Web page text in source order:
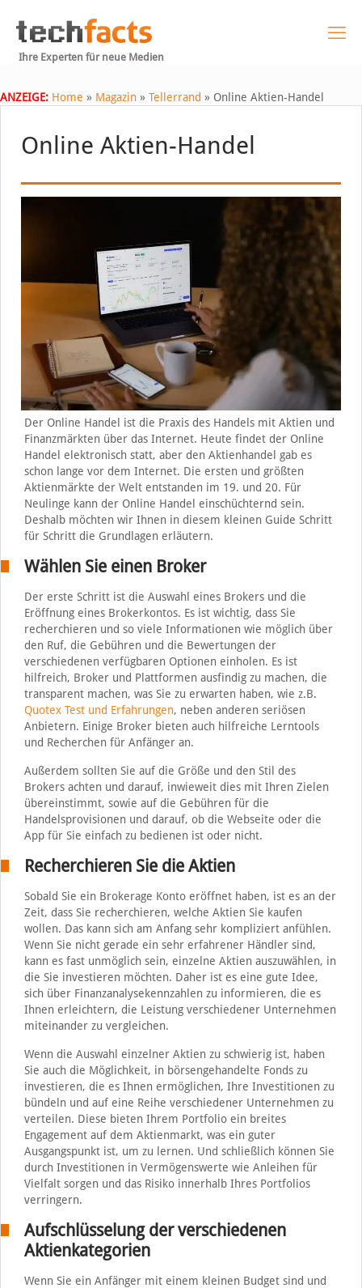
Ihre Experten für neue Medien
ANZEIGE: Home » Magazin » Tellerrand » Online Aktien-Handel
Online Aktien-Handel
Der Online Handel ist die Praxis des Handels mit Aktien und
Finanzmärkten über das Internet. Heute findet der Online
Handel elektronisch statt, aber den Aktienhandel gab es
schon lange vor dem Internet. Die ersten und größten
Aktienmärkte der Welt entstanden im 19. und 20. Für
Neulinge kann der Online Handel einschüchternd sein.
Deshalb möchten wir Ihnen in diesem kleinen Guide Schritt
für Schritt die Grundlagen erläutern.
Wählen Sie einen Broker
Der erste Schritt ist die Auswahl eines Brokers und die
Eröffnung eines Brokerkontos. Es ist wichtig, dass Sie
recherchieren und so viele Informationen wie möglich über
den Ruf, die Gebühren und die Bewertungen der
verschiedenen verfügbaren Optionen einholen. Es ist
hilfreich, Broker und Plattformen ausfindig zu machen, die
transparent machen, was Sie zu erwarten haben, wie z.B.
Quotex Test und Erfahrungen, neben anderen seriösen
Anbietern. Einige Broker bieten auch hilfreiche Lerntools
und Recherchen für Anfänger an.
Außerdem sollten Sie auf die Größe und den Stil des
Brokers achten und darauf, inwieweit dies mit Ihren Zielen
übereinstimmt, sowie auf die Gebühren für die
Handelsprovisionen und darauf, ob die Webseite oder die
App für Sie einfach zu bedienen ist oder nicht.
Recherchieren Sie die Aktien
Sobald Sie ein Brokerage Konto eröffnet haben, ist es an der
Zeit, dass Sie recherchieren, welche Aktien Sie kaufen
wollen. Das kann sich am Anfang sehr kompliziert anfühlen.
Wenn Sie nicht gerade ein sehr erfahrener Händler sind,
kann es fast unmöglich sein, einzelne Aktien auszuwählen, in
die Sie investieren möchten. Daher ist es eine gute Idee,
sich über Finanzanalysekennzahlen zu informieren, die es
Ihnen erleichtern, die Leistung verschiedener Unternehmen
miteinander zu vergleichen.
Wenn die Auswahl einzelner Aktien zu schwierig ist, haben
Sie auch die Möglichkeit, in börsengehandelte Fonds zu
investieren, die es Ihnen ermöglichen, Ihre Investitionen zu
bündeln und auf eine Reihe verschiedener Unternehmen zu
verteilen. Diese bieten Ihrem Portfolio ein breites
Engagement auf dem Aktienmarkt, was ein guter
Ausgangspunkt ist, um zu lernen. Und schließlich können Sie
durch Investitionen in Vermögenswerte wie Anleihen für
Vielfalt sorgen und das Risiko innerhalb Ihres Portfolios
verringern.
Aufschlüsselung der verschiedenen
Aktienkategorien
Wenn Sie ein Anfänger mit einem kleinen Budget sind und